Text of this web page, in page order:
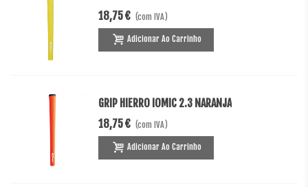
18,75 € (com IVA)
Adicionar Ao Carrinho
GRIP HIERRO IOMIC 2.3 NARANJA
18,75 € (com IVA)
Adicionar Ao Carrinho